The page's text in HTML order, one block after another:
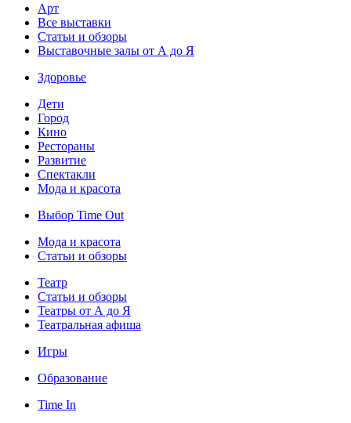
Арт
Все выставки
Статьи и обзоры
Выставочные залы от А до Я
Здоровье
Дети
Город
Кино
Рестораны
Развитие
Спектакли
Мода и красота
Выбор Time Out
Мода и красота
Статьи и обзоры
Театр
Статьи и обзоры
Театры от А до Я
Театральная афиша
Игры
Образование
Time In